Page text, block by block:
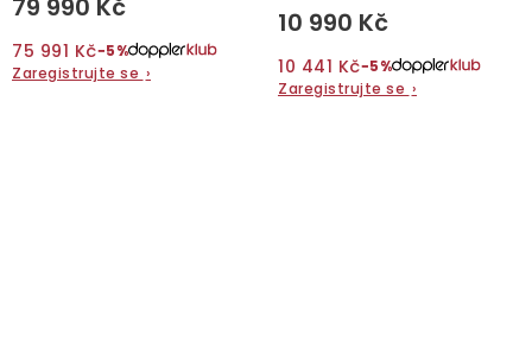
79 990 Kč
75 991 Kč−5%
Zaregistrujte se ›
10 990 Kč
10 441 Kč−5%
Zaregistrujte se ›